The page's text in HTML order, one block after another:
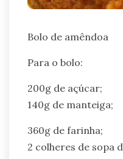
Bolo de amêndoa
Para o bolo:
200g de açúcar;
140g de manteiga;
360g de farinha;
2 colheres de sopa